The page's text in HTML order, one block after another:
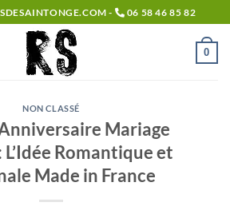
- 06 58 46 85 82
0
NON CLASSÉ
Mariage
Romantique et
Made in France